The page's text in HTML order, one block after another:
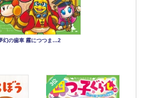
幻の歯車 霧につつま…2
3位